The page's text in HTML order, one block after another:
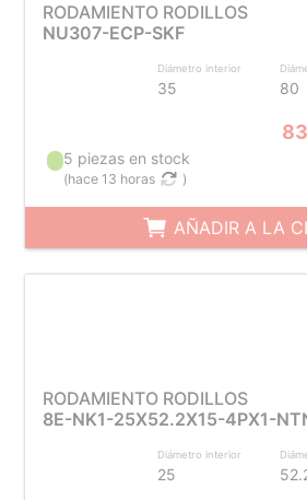
RODAMIENTO RODILLOS
NU307-ECP-SKF
Diámetro interior
35 80
5 piezas en stock
(hace 13 horas )
AÑADIR A LA
RODAMIENTO RODILLOS
8E-NK1-25X52.2X15-4PX1-
Diámetro interior
25